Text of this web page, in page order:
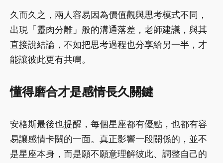
久而久之，兩人容易因為價值觀與思考模式不同，
出現「靈肉分離」般的溝通落差，老師建議，與其
直接說結論，不如把思考過程也分享給另一半，才
能讓彼此更有共鳴。
懂得磨合才是感情長久關鍵
安格斯最後也提醒，每個星座都有優點，也都有容
易讓感情卡關的一面。真正影響一段關係的，並不
是星座本身，而是願不願意理解彼此、調整自己的